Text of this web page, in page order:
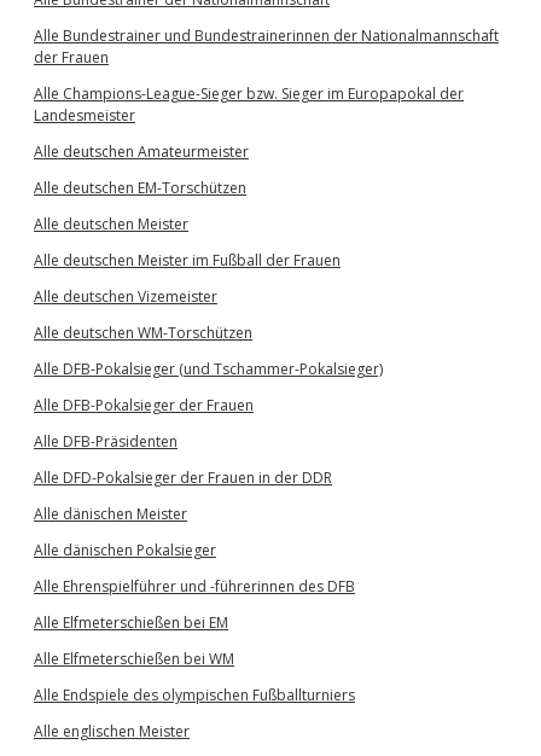
Alle Bundestrainer und Bundestrainerinnen der Nationalmannschaft
der Frauen
Alle Champions-League-Sieger bzw. Sieger im Europapokal der
Landesmeister
Alle deutschen Amateurmeister
Alle deutschen EM-Torschützen
Alle deutschen Meister
Alle deutschen Meister im Fußball der Frauen
Alle deutschen Vizemeister
Alle deutschen WM-Torschützen
Alle DFB-Pokalsieger (und Tschammer-Pokalsieger)
Alle DFB-Pokalsieger der Frauen
Alle DFB-Präsidenten
Alle DFD-Pokalsieger der Frauen in der DDR
Alle dänischen Meister
Alle dänischen Pokalsieger
Alle Ehrenspielführer und -führerinnen des DFB
Alle Elfmeterschießen bei EM
Alle Elfmeterschießen bei WM
Alle Endspiele des olympischen Fußballturniers
Alle englischen Meister